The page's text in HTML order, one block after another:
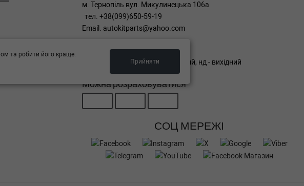
м. Тернопіль вул. Микулинецька 106а
тел. +38(099)650-59-19
Email. autokitparts@yahoo.com
Графік роботи
пн-пт з 9:00 до 17:00, сб - вихідний, нд - вихідний
Можна розраховуватися
СОЦ МЕРЕЖІ
та робити його краще.
Прийняти